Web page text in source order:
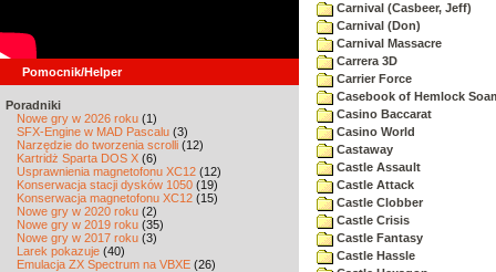
Pomocnik/Helper
Poradniki
Nowe gry w 2026 roku (1)
SFX-Engine w MAD Pascalu (3)
Narzędzie do tworzenia scrolli (12)
Kartridż Sparta DOS X (6)
Usprawnienia magnetofonu XC12 (12)
Konserwacja stacji dysków 1050 (19)
Konserwacja magnetofonu XC12 (15)
Nowe gry w 2020 roku (2)
Nowe gry w 2019 roku (35)
Nowe gry w 2017 roku (3)
Larek pokazuje (40)
Emulacja ZX Spectrum na VBXE (26)
Carnival (Casbeer, Jeff)
Carnival (Don)
Carnival Massacre
Carrera 3D
Carrier Force
Casebook of Hemlock
Casino Baccarat
Casino World
Castaway
Castle Assault
Castle Attack
Castle Clobber
Castle Crisis
Castle Fantasy
Castle Hassle